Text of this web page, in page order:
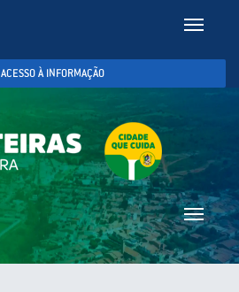
Toggle
ACESSO À INFORMAÇÃO
Toggle